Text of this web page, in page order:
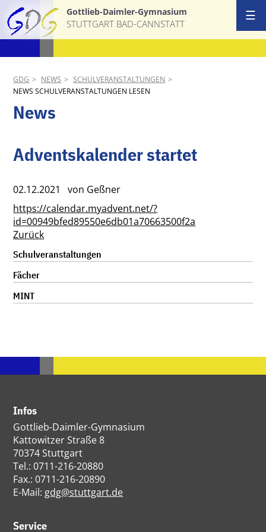
Gottlieb-Daimler-Gymnasium
STUTTGART BAD-CANNSTATT
GDG NEWS
SCHULVERANSTALTUNGEN
NEWS SCHULVERANSTALTUNGEN LESEN
News
Adventskalender startet
02.12.2021
von Geßner
https://calendar.myadvent.net/?
id=00949bfed89550e6db01a70663500f2a
Zurück
Navigation
überspringen
Schulveranstaltungen
Fächer
MINT
☰
Infos
Gottlieb-Daimler-Gymnasium
Kattowitzer Straße 8
70374 Stuttgart
Tel.: 0711-216-20880
Fax.: 0711-216-20890
E-Mail: gdg@stuttgart.de
Service